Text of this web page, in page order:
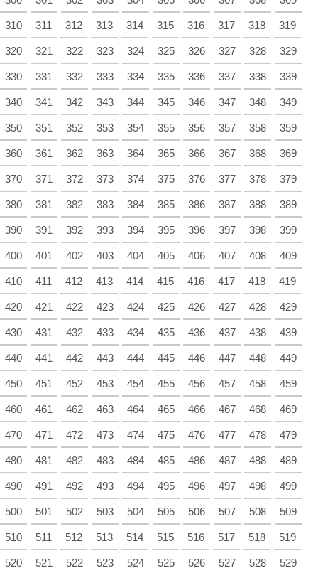
310 311 312 313 314 315 316 317 318 319
320 321 322 323 324 325 326 327 328 329
330 331 332 333 334 335 336 337 338 339
340 341 342 343 344 345 346 347 348 349
350 351 352 353 354 355 356 357 358 359
360 361 362 363 364 365 366 367 368 369
370 371 372 373 374 375 376 377 378 379
380 381 382 383 384 385 386 387 388 389
390 391 392 393 394 395 396 397 398 399
400 401 402 403 404 405 406 407 408 409
410 411 412 413 414 415 416 417 418 419
420 421 422 423 424 425 426 427 428 429
430 431 432 433 434 435 436 437 438 439
440 441 442 443 444 445 446 447 448 449
450 451 452 453 454 455 456 457 458 459
460 461 462 463 464 465 466 467 468 469
470 471 472 473 474 475 476 477 478 479
480 481 482 483 484 485 486 487 488 489
490 491 492 493 494 495 496 497 498 499
500 501 502 503 504 505 506 507 508 509
510 511 512 513 514 515 516 517 518 519
520 521 522 523 524 525 526 527 528 529